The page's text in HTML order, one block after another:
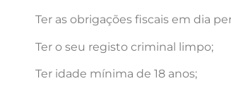
Ter as obrigações fiscais em dia
Ter o seu registo criminal limpo;
Ter idade mínima de 18 anos;